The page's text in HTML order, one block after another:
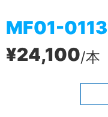
MF01-
¥24,100/本